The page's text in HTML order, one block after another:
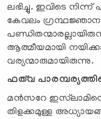
ലഭിച്ചു. ഇവിടെ നിന്ന്
കേവലം
ആത്മീയമായി
വര്യന്മാരുമായിരുന്നു.
ഫത്‌വ
മൻസറേ
തിളക്കമുള്ള